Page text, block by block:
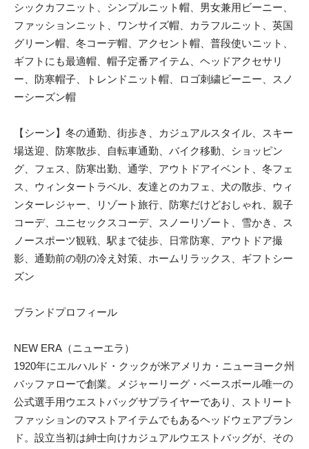
シックカフニット、シンプルニット帽、男女兼用ビーニー、
ファッションニット、ワンサイズ帽、カラフルニット、英国
グリーン帽、冬コーデ帽、アクセント帽、普段使いニット、
ギフトにも最適帽、帽子定番アイテム、ヘッドアクセサリ
ー、防寒帽子、トレンドニット帽、ロゴ刺繍ビーニー、スノ
ーシーズン帽
【シーン】冬の通勤、街歩き、カジュアルスタイル、スキー
場送迎、防寒散歩、自転車通勤、バイク移動、ショッピン
グ、フェス、防寒出勤、通学、アウトドアイベント、冬フェ
ス、ウィンタートラベル、友達とのカフェ、犬の散歩、ウィ
ンターレジャー、リゾート旅行、防寒だけどおしゃれ、親子
コーデ、ユニセックスコーデ、スノーリゾート、雪かき、ス
ノースポーツ観戦、駅まで徒歩、日常防寒、アウトドア撮
影、通勤前の朝の冷え対策、ホームリラックス、ギフトシー
ズン
ブランドプロフィール
NEW ERA（ニューエラ）
1920年にエルハルド・クックが米アメリカ・ニューヨーク州
バッファローで創業。メジャーリーグ・ベースボール唯一の
公式選手用ウエストバッグサプライヤーであり、ストリート
ファッションのマストアイテムでもあるヘッドウェアブラン
ド。設立当初は紳士向けカジュアルウエストバッグが、その